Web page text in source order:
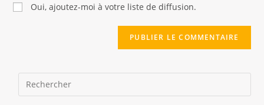
Oui, ajoutez-moi à votre liste de diffusion.